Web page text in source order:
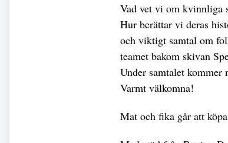
Vad vet vi om kvinnliga
Hur berättar vi deras
och viktigt samtal om
teamet bakom skivan
Under samtalet
Varmt välkomna!
Mat och fika går att